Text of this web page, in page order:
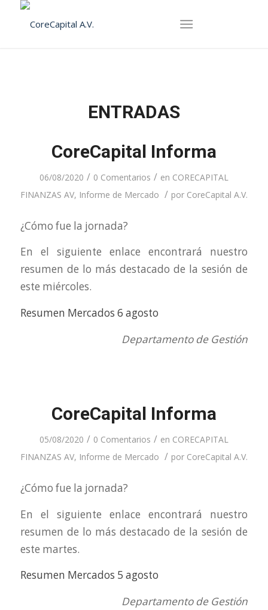
ENTRADAS
CoreCapital Informa
06/08/2020 / 0 Comentarios / en CORECAPITAL
FINANZAS AV, Informe de Mercado / por CoreCapital A.V.
¿Cómo fue la jornada?
En el siguiente enlace encontrará nuestro
resumen de lo más destacado de la sesión de
este miércoles.
Resumen Mercados 6 agosto
Departamento de Gestión
CoreCapital Informa
05/08/2020 / 0 Comentarios / en CORECAPITAL
FINANZAS AV, Informe de Mercado / por CoreCapital A.V.
¿Cómo fue la jornada?
En el siguiente enlace encontrará nuestro
resumen de lo más destacado de la sesión de
este martes.
Resumen Mercados 5 agosto
Departamento de Gestión